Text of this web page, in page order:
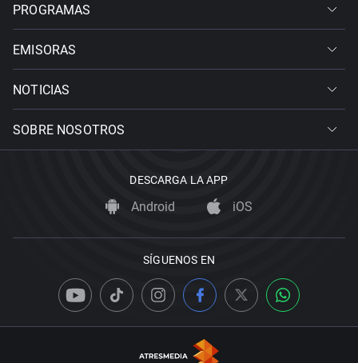
PROGRAMAS
EMISORAS
NOTICIAS
SOBRE NOSOTROS
DESCARGA LA APP
Android iOS
SÍGUENOS EN